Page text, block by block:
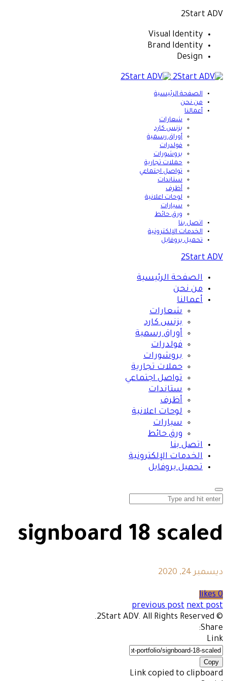
2Start ADV
Visual Identity
Brand Identity
Design
الصفحة الرئيسية
من نحن
أعمالنا
شعارات
بزنس كارد
أوراق رسمية
فولدرات
بروشورات
حملات تجارية
تواصل اجتماعي
ستاندات
أظرف
لوحات اعلانية
سيارات
ورق حائط
اتصل بنا
الخدمات الإلكترونية
تحميل بروفايل
2Start ADV
الصفحة الرئيسية
من نحن
أعمالنا
شعارات
بزنس كارد
أوراق رسمية
فولدرات
بروشورات
حملات تجارية
تواصل اجتماعي
ستاندات
أظرف
لوحات اعلانية
سيارات
ورق حائط
اتصل بنا
الخدمات الإلكترونية
تحميل بروفايل
signboard 18 scaled
ديسمبر 24, 2020
0 likes
previous post next post
© 2Start ADV. All Rights Reserved.
Share:
Link
Copy
Link copied to clipboard